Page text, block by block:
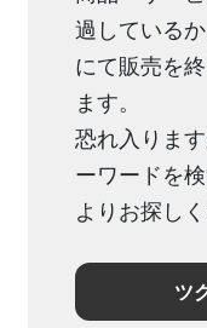
過している
にて販売を
ます。
恐れ入りま
ーワードを
よりお探し
ツ